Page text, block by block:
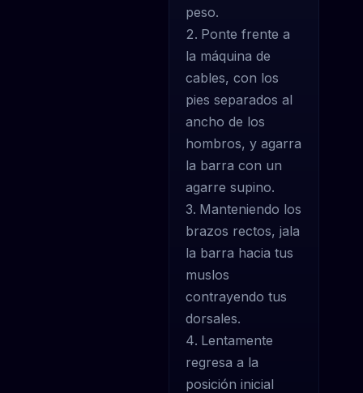
peso.
Ponte frente a
la máquina de
cables, con los
pies separados al
ancho de los
hombros, y agarra
la barra con un
agarre supino.
Manteniendo los
brazos rectos, jala
la barra hacia tus
muslos
contrayendo tus
dorsales.
Lentamente
regresa a la
posición inicial